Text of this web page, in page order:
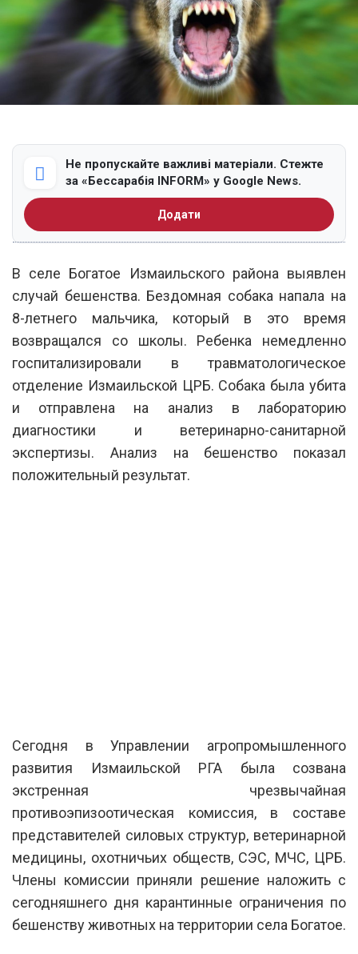
Не пропускайте важливі матеріали. Стежте
за «Бессарабія INFORM» у Google News.
Додати
В селе Богатое Измаильского района выявлен
случай бешенства. Бездомная собака напала на
8-летнего мальчика, который в это время
возвращался со школы. Ребенка немедленно
госпитализировали в травматологическое
отделение Измаильской ЦРБ. Собака была убита
и отправлена на анализ в лабораторию
диагностики и ветеринарно-санитарной
экспертизы. Анализ на бешенство показал
положительный результат.
Сегодня в Управлении агропромышленного
развития Измаильской РГА была созвана
экстренная чрезвычайная
противоэпизоотическая комиссия, в составе
представителей силовых структур, ветеринарной
медицины, охотничьих обществ, СЭС, МЧС, ЦРБ.
Члены комиссии приняли решение наложить с
сегодняшнего дня карантинные ограничения по
бешенству животных на территории села Богатое.